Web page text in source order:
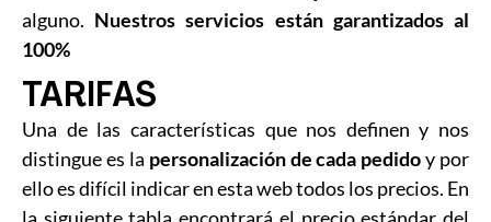
alguno. Nuestros servicios están garantizados al
100%
TARIFAS
Una de las características que nos definen y nos
distingue es la personalización de cada pedidoy por
ello es difícil indicar en esta web todos los precios. En